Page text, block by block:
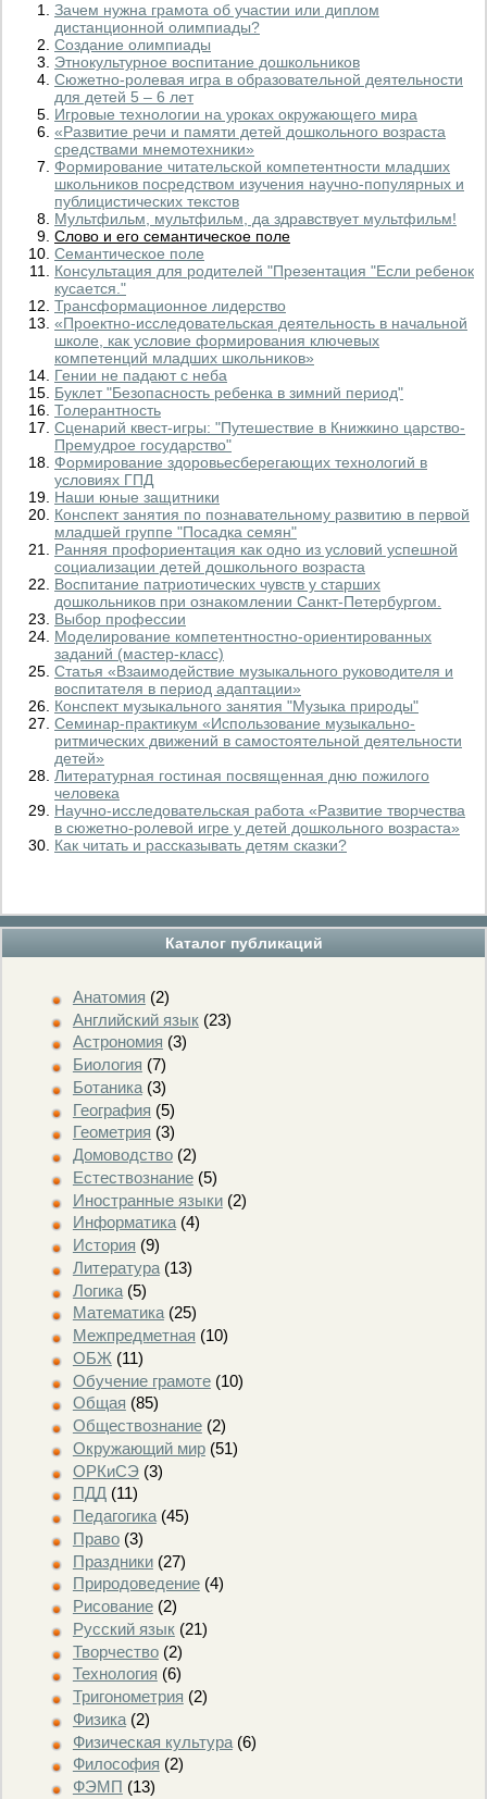
Каталог публикаций
Анатомия (2)
Английский язык(23)
Астрономия (3)
Биология (7)
Ботаника(3)
География (5)
Геометрия (3)
Домоводство(2)
Естествознание(5)
Иностранные языки(2)
Информатика(4)
История (9)
Литература(13)
Логика(5)
Математика(25)
Межпредметная (10)
ОБЖ (11)
Обучение грамоте(10)
Общая (85)
Обществознание(2)
Окружающий мир(51)
ОРКиСЭ(3)
ПДД(11)
Педагогика(45)
Право(3)
Праздники(27)
Природоведение(4)
Рисование(2)
Русский язык(21)
Творчество(2)
Технология (6)
Тригонометрия (2)
Физика(2)
Физическая культура(6)
Философия (2)
ФЭМП (13)
Зачем нужна грамота об участии или диплом
дистанционной олимпиады?
Создание олимпиады
Этнокультурное воспитание дошкольников
Сюжетно-ролевая игра в образовательной деятельности
для детей 5 – 6 лет
Игровые технологии на уроках окружающего мира
«Развитие речи и памяти детей дошкольного возраста
средствами мнемотехники»
Формирование читательской компетентности младших
школьников посредством изучения научно-популярных и
публицистических текстов
Мультфильм, мультфильм, да здравствует мультфильм!
Слово и его семантическое поле
Семантическое поле
Консультация для родителей "Презентация "Если ребенок
кусается."
Трансформационное лидерство
«Проектно-исследовательская деятельность в начальной
школе, как условие формирования ключевых
компетенций младших школьников»
Гении не падают с неба
Буклет "Безопасность ребенка в зимний период"
Толерантность
Сценарий квест-игры: "Путешествие в Книжкино царство-
Премудрое государство"
Формирование здоровьесберегающих технологий в
условиях ГПД
Наши юные защитники
Конспект занятия по познавательному развитию в первой
младшей группе "Посадка семян"
Ранняя профориентация как одно из условий успешной
социализации детей дошкольного возраста
Воспитание патриотических чувств у старших
дошкольников при ознакомлении Санкт-Петербургом.
Выбор профессии
Моделирование компетентностно-ориентированных
заданий (мастер-класс)
Статья «Взаимодействие музыкального руководителя и
воспитателя в период адаптации»
Конспект музыкального занятия "Музыка природы"
Семинар-практикум «Использование музыкально-
ритмических движений в самостоятельной деятельности
детей»
Литературная гостиная посвященная дню пожилого
человека
Научно-исследовательская работа «Развитие творчества
в сюжетно-ролевой игре у детей дошкольного возраста»
Как читать и рассказывать детям сказки?